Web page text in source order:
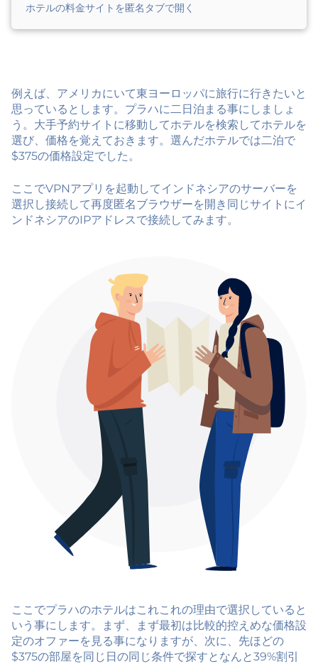
ホテルの料金サイトを匿名タブで開く
例えば、アメリカにいて東ヨーロッパに旅行に行きたいと
思っているとします。プラハに二日泊まる事にしましょ
う。大手予約サイトに移動してホテルを検索してホテルを
選び、価格を覚えておきます。選んだホテルでは二泊で
$375の価格設定でした。
ここでVPNアプリを起動してインドネシアのサーバーを
選択し接続して再度匿名ブラウザーを開き同じサイトにイ
ンドネシアのIPアドレスで接続してみます。
ここでプラハのホテルはこれこれの理由で選択していると
いう事にします。まず、まず最初は比較的控えめな価格設
定のオファーを見る事になりますが、次に、先ほどの
$375の部屋を同じ日の同じ条件で探すとなんと39%割引